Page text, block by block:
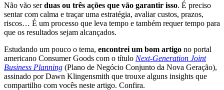
Não vão serduas ou três ações que vão garantir isso. É preciso
sentar com calma e traçar uma estratégia, avaliar custos, prazos,
riscos… É um processo que leva tempo e também requer tempo para
que os resultados sejam alcançados.
Estudando um pouco o tema, encontrei um bom artigo no portal
americano Consumer Goods com o título Next-Generation Joint
Business Planning (Plano de Negócio Conjunto da Nova Geração),
assinado por Dawn Klingensmith que trouxe alguns insights que
compartilho com vocês neste artigo. Confira.